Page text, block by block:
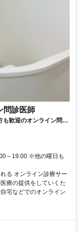
問診医師
歓迎のオンライン問診
～19:00 ※他の曜日も
る オンライン診療サー
療の提供をしていくた
宅などでのオンライン